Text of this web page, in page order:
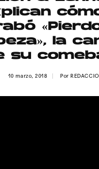
Contacto
Aviso Legal
PROPIEDAD DE UMO
DERECHOS RESERVADOS.
la
su
10 marzo, 2018 Por